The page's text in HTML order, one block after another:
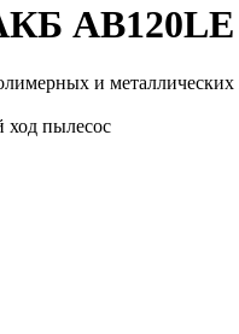
и металлических
ход пылесос